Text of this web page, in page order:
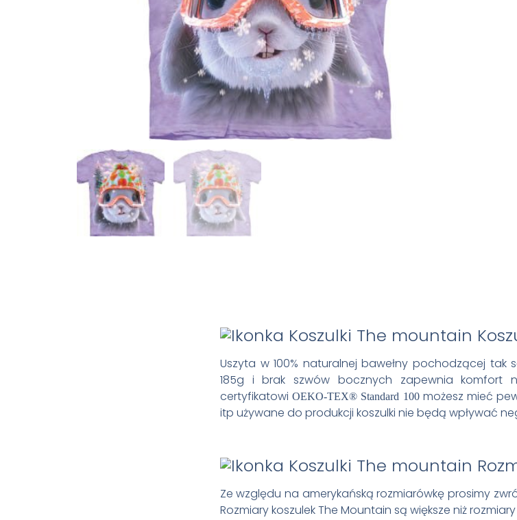
Uszyta w 100% naturalnej bawełny pochodzącej tak
185g i brak szwów bocznych zapewnia komfort
certyfikatowiOEKO-TEX® Standard 100 możesz mieć
itp używane do produkcji koszulki nie będą wpływać
Ze względu na amerykańską rozmiarówkę prosimy
Rozmiary koszulek The Mountain są większe niż